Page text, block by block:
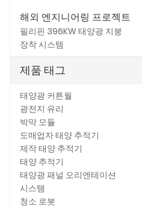
해외 엔지니어링 프로젝트
필리핀 396KW 태양광 지붕
장착 시스템
제품 태그
태양광 커튼월
광전지 유리
박막 모듈
도매업자 태양 추적기
제작 태양 추적기
태양 추적기
태양광 패널 오리엔테이션
시스템
청소 로봇